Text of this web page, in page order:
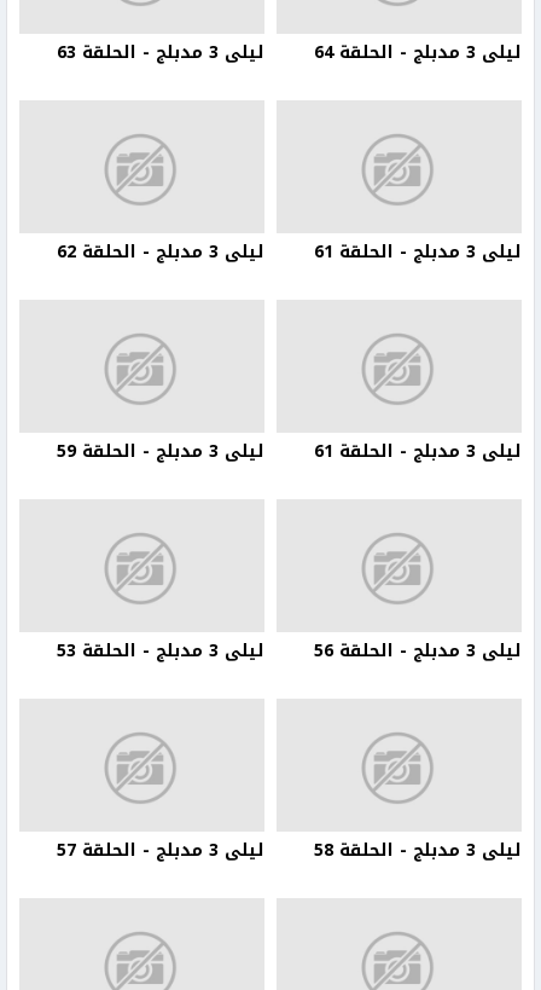
ليلى 3 مدبلج - الحلقة 64 ليلى 3 مدبلج - الحلقة 63
ليلى 3 مدبلج - الحلقة 61 ليلى 3 مدبلج - الحلقة 62
ليلى 3 مدبلج - الحلقة 61 ليلى 3 مدبلج - الحلقة 59
ليلى 3 مدبلج - الحلقة 56 ليلى 3 مدبلج - الحلقة 53
ليلى 3 مدبلج - الحلقة 58 ليلى 3 مدبلج - الحلقة 57